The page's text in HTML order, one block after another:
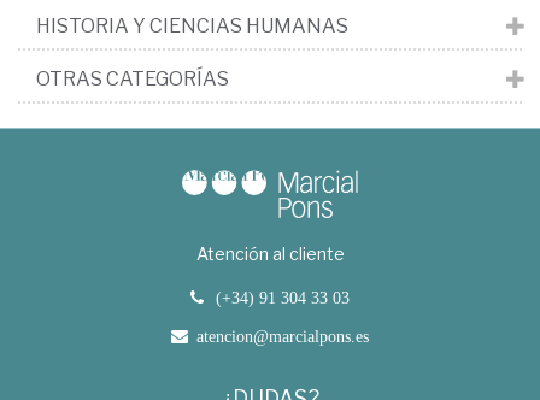
HISTORIA Y CIENCIAS HUMANAS
OTRAS CATEGORÍAS
Atención al cliente
(+34) 91 304 33 03
atencion@marcialpons.es